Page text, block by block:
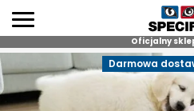
Skip
to
content
Oficjalny
Darmowa